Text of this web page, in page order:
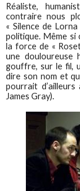
Réaliste,
contraire nous
« Silence de
politique. Même si
la force de «
une douloureuse
gouffre, sur le fil,
dire son nom et
pourrait d’ailleurs
James Gray).